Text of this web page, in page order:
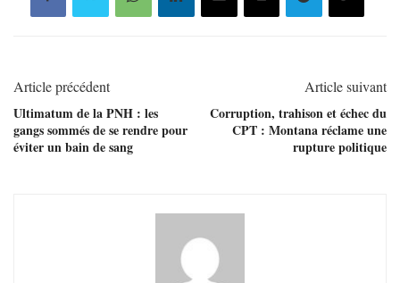
Article précédent
Ultimatum de la PNH : les
gangs sommés de se rendre pour
éviter un bain de sang
Article suivant
Corruption, trahison et échec du
CPT : Montana réclame une
rupture politique